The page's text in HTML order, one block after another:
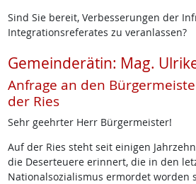
Sind Sie bereit, Verbesserungen der
Integrationsreferates zu veranlassen?
Gemeinderätin: Mag.
Anfrage an den
der Ries
Sehr geehrter Herr Bürgermeister!
Auf der Ries steht seit einigen
die Deserteuere erinnert, die in den
Nationalsozialismus ermordet worden